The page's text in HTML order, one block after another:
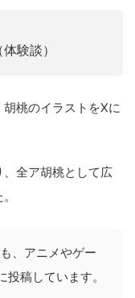
験談）
桃のイラストをXに
全ア胡桃として広
、アニメやゲー
稿しています。